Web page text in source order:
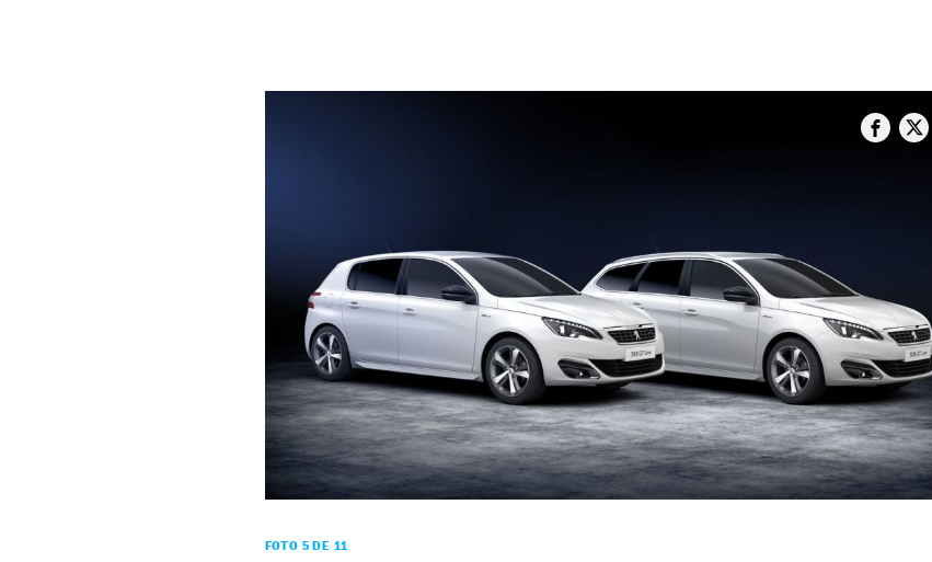
FOTO 5 DE 11